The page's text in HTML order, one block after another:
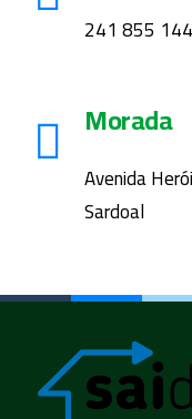
241 855 144
Morada
Avenida
Sardoal